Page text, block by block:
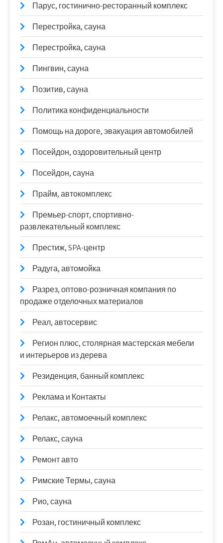
Парус, гостинично-ресторанный комплекс
Перестройка, сауна
Перестройка, сауна
Пингвин, сауна
Позитив, сауна
Политика конфиденциальности
Помощь на дороге, эвакуация автомобилей
Посейдон, оздоровительный центр
Посейдон, сауна
Прайм, автокомплекс
Премьер-спорт, спортивно-
развлекательный комплекс
Престиж, SPA-центр
Радуга, автомойка
Разрез, оптово-розничная компания по
продаже отделочных материалов
Реал, автосервис
Регион плюс, столярная мастерская мебели
и интерьеров из дерева
Резиденция, банный комплекс
Реклама и Контакты
Релакс, автомоечный комплекс
Релакс, сауна
Ремонт авто
Римские Термы, сауна
Рио, сауна
Розан, гостиничный комплекс